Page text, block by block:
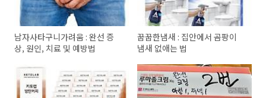
남자사타구니가려움 : 완선 증
상, 원인, 치료 및 예방법
꿉꿉한냄새 : 집안에서 곰팡이
냄새 없애는 법